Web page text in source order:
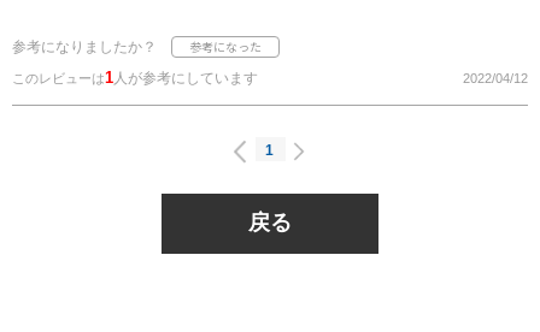
参考になりましたか？
このレビューは1人が参考にしています 2022/04/12
1
戻る